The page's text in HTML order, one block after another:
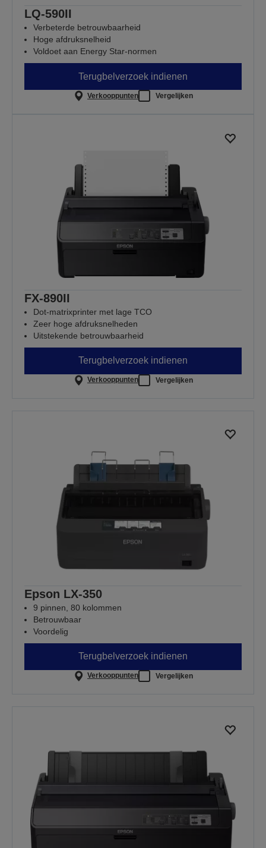
LQ-590II
Verbeterde betrouwbaarheid
Hoge afdruksnelheid
Voldoet aan Energy Star-normen
Terugbelverzoek indienen
Verkooppunten Vergelijken
FX-890II
Dot-matrixprinter met lage TCO
Zeer hoge afdruksnelheden
Uitstekende betrouwbaarheid
Terugbelverzoek indienen
Verkooppunten Vergelijken
Epson LX-350
9 pinnen, 80 kolommen
Betrouwbaar
Voordelig
Terugbelverzoek indienen
Verkooppunten Vergelijken